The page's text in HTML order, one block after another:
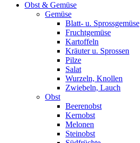
Obst & Gemüse
Gemüse
Blatt- u. Sprossgemüse
Fruchtgemüse
Kartoffeln
Kräuter u. Sprossen
Pilze
Salat
Wurzeln, Knollen
Zwiebeln, Lauch
Obst
Beerenobst
Kernobst
Melonen
Steinobst